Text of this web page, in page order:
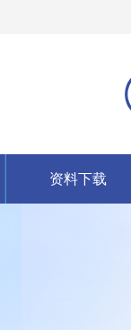
资料下载